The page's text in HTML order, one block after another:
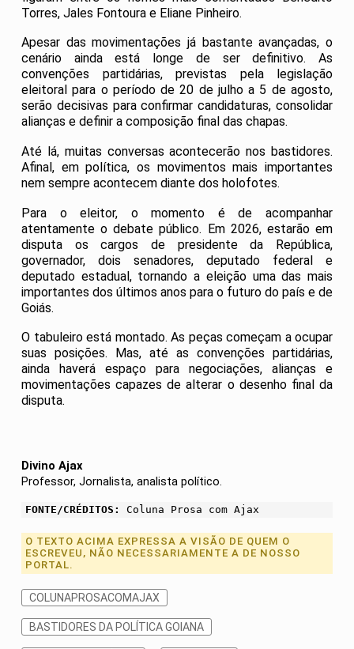
Torres, Jales Fontoura e Eliane Pinheiro.
Apesar das movimentações já bastante avançadas, o
cenário ainda está longe de ser definitivo. As
convenções partidárias, previstas pela legislação
eleitoral para o período de 20 de julho a 5 de agosto,
serão decisivas para confirmar candidaturas, consolidar
alianças e definir a composição final das chapas.
Até lá, muitas conversas acontecerão nos bastidores.
Afinal, em política, os movimentos mais importantes
nem sempre acontecem diante dos holofotes.
Para o eleitor, o momento é de acompanhar
atentamente o debate público. Em 2026, estarão em
disputa os cargos de presidente da República,
governador, dois senadores, deputado federal e
deputado estadual, tornando a eleição uma das mais
importantes dos últimos anos para o futuro do país e de
Goiás.
O tabuleiro está montado. As peças começam a ocupar
suas posições. Mas, até as convenções partidárias,
ainda haverá espaço para negociações, alianças e
movimentações capazes de alterar o desenho final da
disputa.
Divino Ajax
Professor, Jornalista, analista político.
FONTE/CRÉDITOS: Coluna Prosa com Ajax
O TEXTO ACIMA EXPRESSA A VISÃO DE QUEM O
ESCREVEU, NÃO NECESSARIAMENTE A DE NOSSO
PORTAL.
COLUNAPROSACOMAJAX
BASTIDORES DA POLÍTICA GOIANA